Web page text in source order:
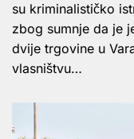
su kriminalističko
zbog sumnje da je
dvije trgovine u
vlasništvu…